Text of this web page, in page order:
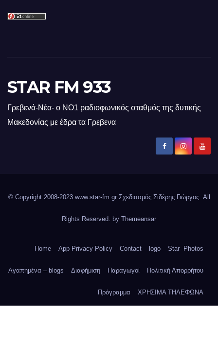
STAR FM 933
Γρεβενά-Νέα- ο ΝΟ1 ραδιοφωνικός σταθμός της δυτικής
Μακεδονίας με έδρα τα Γρεβενα
© Copyright 2008-2023 www.star-fm.gr Σχεδιασμός Σιδέρης Γιώργος. All
Rights Reserved. by Themeansar
Home App Privacy Policy Contact logo Star- Photos
Αγαπημένα – blogs Διαφήμιση Παραγωγοί Πολιτική Απορρήτου
Πρόγραμμα ΧΡΗΣΙΜΑ ΤΗΛΕΦΩΝΑ